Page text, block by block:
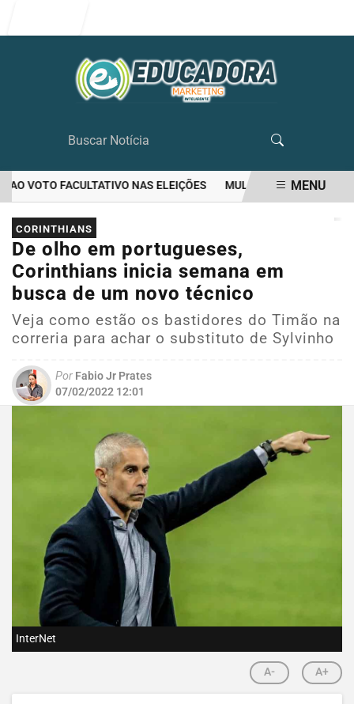
VOTO FACULTATIVO NAS ELEIÇÕES MULHER MATA O
EM ALTA
MENU
CORINTHIANS
De olho em portugueses,
Corinthians inicia semana em
busca de um novo técnico
Veja como estão os bastidores do Timão na
correria para achar o substituto de Sylvinho
Por Fabio Jr Prates
07/02/2022 12:01
InterNet
A- A+